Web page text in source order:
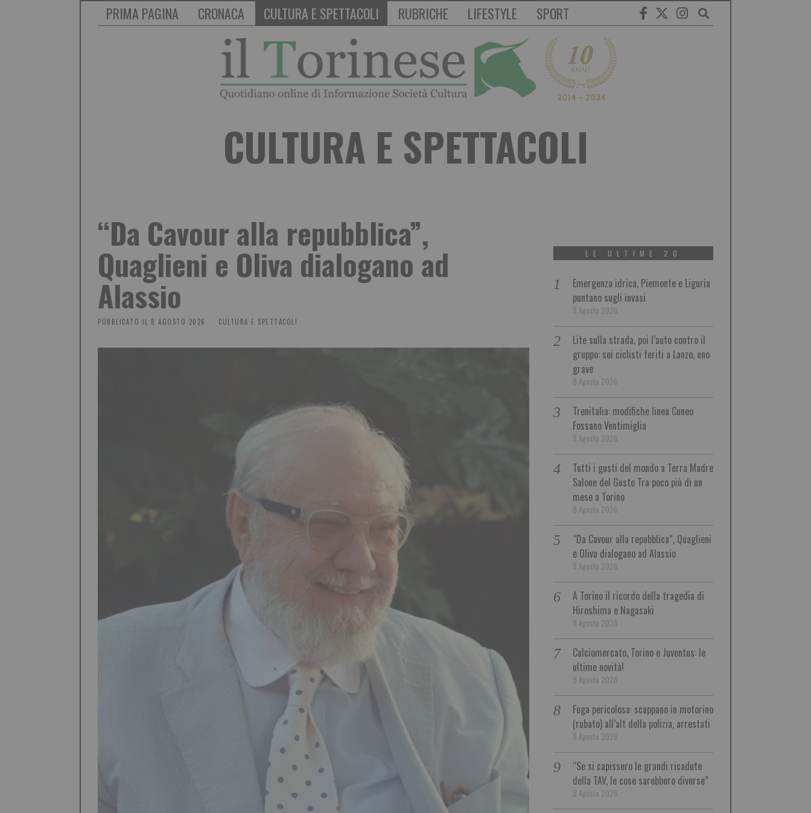
PRIMA PAGINA CRONACA CULTURA E SPETTACOLI RUBRICHE LIFESTYLE SPORT
CULTURA E SPETTACOLI
“Da Cavour alla repubblica”,
Quaglieni e Oliva dialogano ad
Alassio
PUBBLICATO IL 8 AGOSTO 2026 CULTURA E SPETTACOLI
LE ULTIME 20
Emergenza idrica, Piemonte e Liguria
puntano sugli invasi
8 Agosto 2026
Lite sulla strada, poi l’auto contro il
gruppo: sei ciclisti feriti a Lanzo, uno
grave
8 Agosto 2026
Trenitalia: modifiche linea Cuneo
Fossano Ventimiglia
8 Agosto 2026
Tutti i gusti del mondo a Terra Madre
Salone del Gusto Tra poco più di un
mese a Torino
8 Agosto 2026
“Da Cavour alla repubblica”, Quaglieni
e Oliva dialogano ad Alassio
8 Agosto 2026
A Torino il ricordo della tragedia di
Hiroshima e Nagasaki
8 Agosto 2026
Calciomercato, Torino e Juventus: le
ultime novità!
8 Agosto 2026
Fuga pericolosa: scappano in motorino
(rubato) all’alt della polizia, arrestati
8 Agosto 2026
“Se si capissero le grandi ricadute
della TAV, le cose sarebbero diverse”
8 Agosto 2026